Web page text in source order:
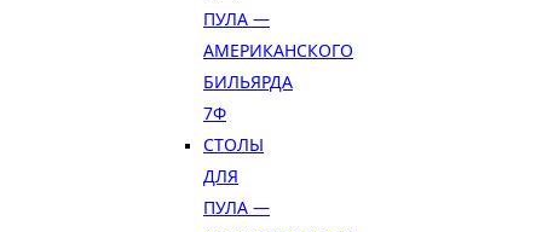
ПУЛА —
АМЕРИКАНСКОГО
БИЛЬЯРДА
7Ф
СТОЛЫ
ДЛЯ
ПУЛА —